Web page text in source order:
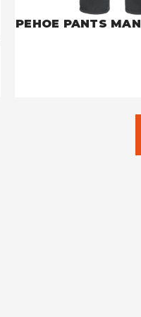
PEHOE PANTS MAN